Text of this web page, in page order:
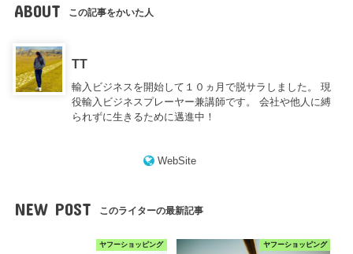
ABOUT この記事をかいた人
TT
輸入ビジネスを開始して１０ヵ月で脱サラしました。 現
役輸入ビジネスプレーヤー兼講師です。 会社や他人に縛
られずに生きるために邁進中！
WebSite
NEW POST このライターの最新記事
ヤフーショッピング ヤフーショッピング